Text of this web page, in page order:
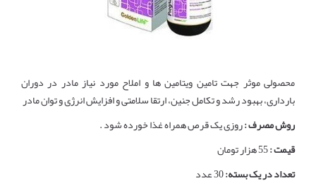
محصولی موثر جهت تامین ویتامین ها و املاح مورد نیاز مادر در دوران
بارداری، بهبود رشد و تکامل جنین، ارتقا سلامتی و افزایش انرژی و توان مادر
روش مصرف :روزی یک قرص همراه غذا خورده شود .
قیمت :55 هزار تومان
تعداد در یک بسته:30 عدد